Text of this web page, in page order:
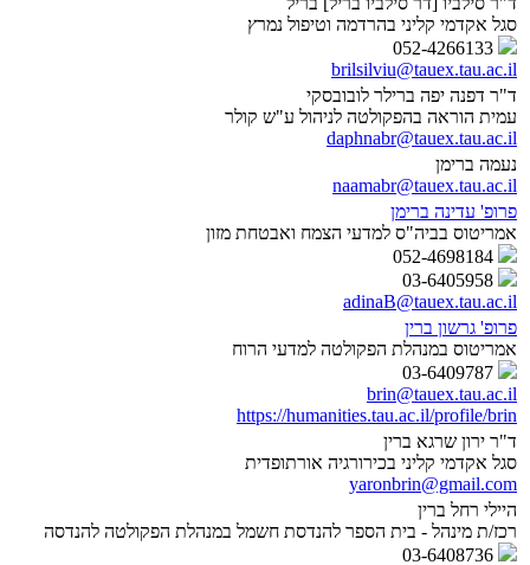
סגל אקדמי קליני בהרדמה וטיפול נמרץ
brilsilviu@tauex.tau.ac.il
ד"ר דפנה יפה ברילר לובובסקי
עמית הוראה בהפקולטה לניהול ע"ש קולר
daphnabr@tauex.tau.ac.il
נעמה ברימן
naamabr@tauex.tau.ac.il
פרופ' עדינה ברימן
אמריטוס בביה"ס למדעי הצמח ואבטחת מזון
adinaB@tauex.tau.ac.il
פרופ' גרשון ברין
אמריטוס במנהלת הפקולטה למדעי הרוח
brin@tauex.tau.ac.il
https://humanities.tau.ac.il/profile/brin
ד"ר ירון שרגא ברין
סגל אקדמי קליני בכירורגיה אורתופדית
yaronbrin@gmail.com
היילי רחל ברין
רכז/ת מינהל - בית הספר להנדסת חשמל במנהלת הפקולטה להנדסה